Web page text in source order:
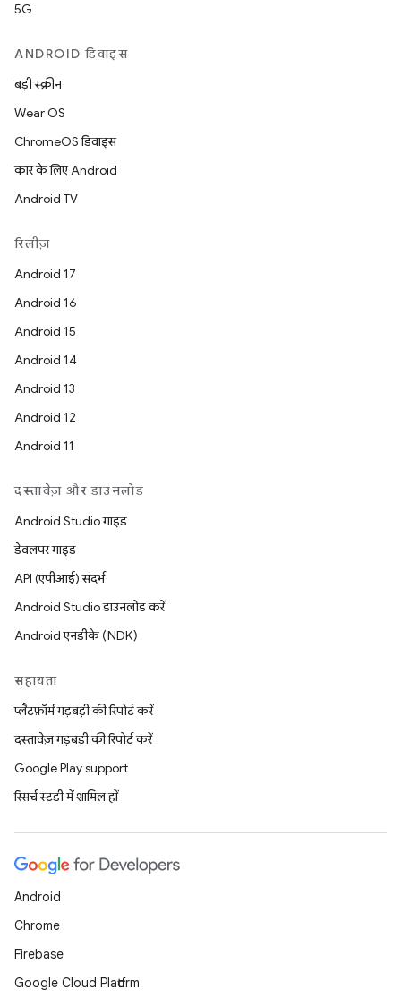
5G
ANDROID डिवाइस
बड़ी स्क्रीन
Wear OS
ChromeOS डिवाइस
कार के लिए Android
Android TV
रिलीज़
Android 17
Android 16
Android 15
Android 14
Android 13
Android 12
Android 11
दस्तावेज़ और डाउनलोड
Android Studio गाइड
डेवलपर गाइड
API (एपीआई) संदर्भ
Android Studio डाउनलोड करें
Android एनडीके (NDK)
सहायता
प्लैटफ़ॉर्म गड़बड़ी की रिपोर्ट करें
दस्तावेज़ गड़बड़ी की रिपोर्ट करें
Google Play support
रिसर्च स्टडी में शामिल हों
Android
Chrome
Firebase
Google Cloud Platform